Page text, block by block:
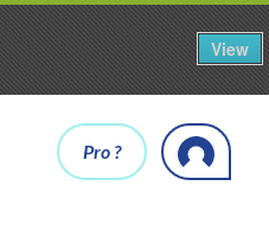
View
Pro ?